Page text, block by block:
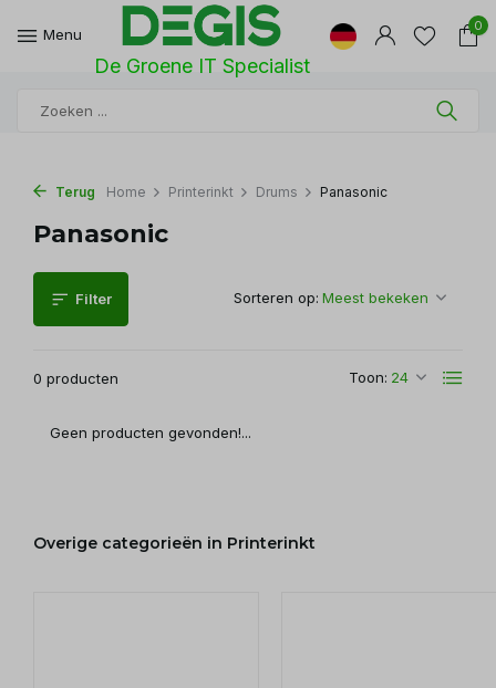
Menu
De Groene IT Specialist
0
Terug Home Printerinkt Drums Panasonic
Panasonic
Filter
0 producten Toon:
Sorteren op:
Geen producten gevonden!...
Overige categorieën in Printerinkt